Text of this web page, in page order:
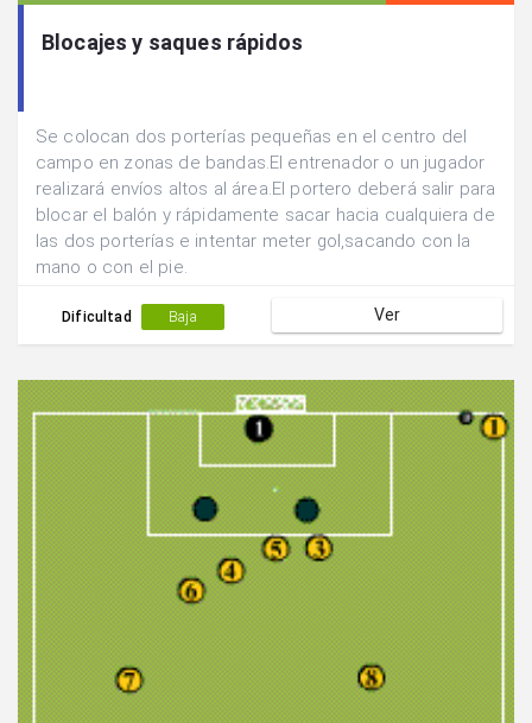
Blocajes y saques rápidos
Se colocan dos porterías pequeñas en el centro del
campo en zonas de bandas.El entrenador o un jugador
realizará envíos altos al área.El portero deberá salir para
blocar el balón y rápidamente sacar hacia cualquiera de
las dos porterías e intentar meter gol,sacando con la
mano o con el pie.
Dificultad Baja Ver